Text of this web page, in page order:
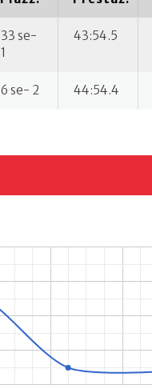
33 se-
1
43:54.5
6 se- 2 44:54.4